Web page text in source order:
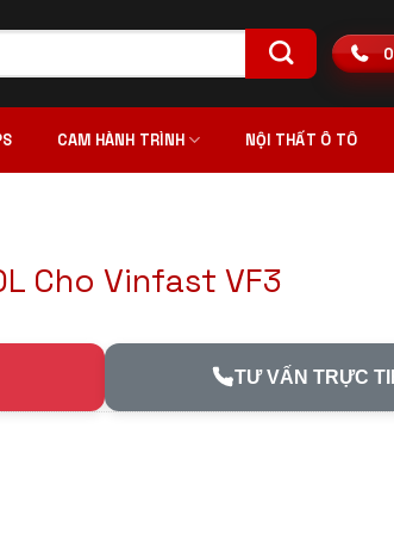
CAM HÀNH TRÌNH NỘI THẤT Ô TÔ
Cho Vinfast VF3
TƯ VẤN TRỰC